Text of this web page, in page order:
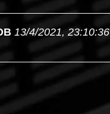
13/4/2021, 23:10:36